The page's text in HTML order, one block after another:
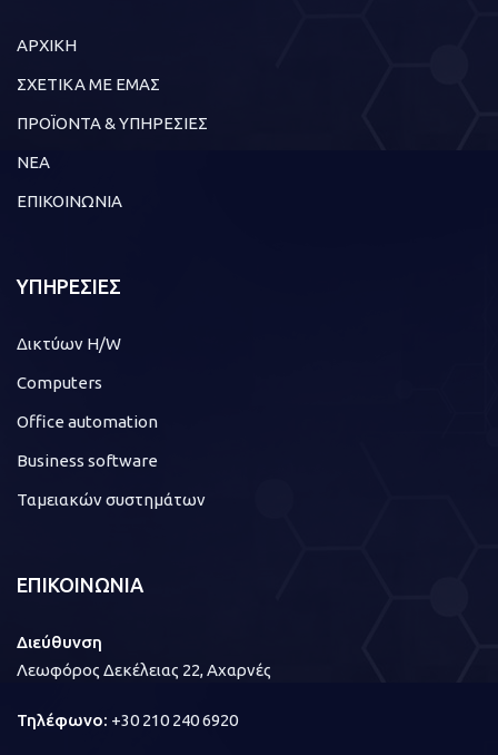
ΑΡΧΙΚΗ
ΣΧΕΤΙΚΑ ΜΕ ΕΜΑΣ
ΠΡΟΪΟΝΤΑ & ΥΠΗΡΕΣΙΕΣ
ΝΕΑ
ΕΠΙΚΟΙΝΩΝΙΑ
ΥΠΗΡΕΣΙΕΣ
Δικτύων H/W
Computers
Office automation
Business software
Ταμειακών συστημάτων
ΕΠΙΚΟΙΝΩΝΙΑ
Διεύθυνση
Λεωφόρος Δεκέλειας 22, Αχαρνές
Τηλέφωνο: +30 210 240 6920